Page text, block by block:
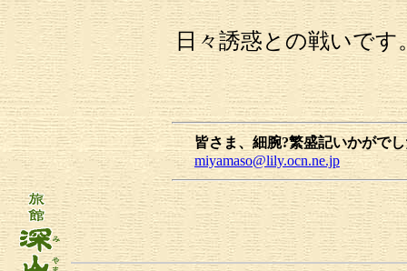
日々誘惑との戦いです
皆さま、細腕?繁盛記いかがで
miyamaso@lily.ocn.ne.jp